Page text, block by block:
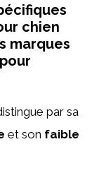
chien
marques
par sa
et son faible